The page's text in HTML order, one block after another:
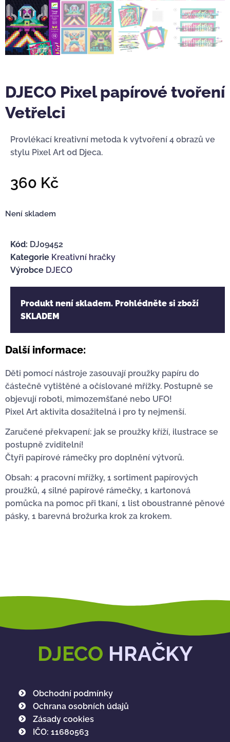
DJECO Pixel papírové tvoření
Vetřelci
Provlékací kreativní metoda k vytvoření 4 obrazů ve
stylu Pixel Art od Djeca.
360 Kč
Není skladem
Kód: DJ09452
Kategorie Kreativní hračky
Výrobce DJECO
Produkt není skladem. Prohlédněte si zboží
SKLADEM
Další informace:
Děti pomocí nástroje zasouvají proužky papíru do
částečně vytištěné a očíslované mřížky. Postupně se
objevují roboti, mimozemšťané nebo UFO!
Pixel Art aktivita dosažitelná i pro ty nejmenší.
Zaručené překvapení: jak se proužky kříží, ilustrace se
postupně zviditelní!
Čtyři papírové rámečky pro doplnění výtvorů.
Obsah: 4 pracovní mřížky, 1 sortiment papírových
proužků, 4 silné papírové rámečky, 1 kartonová
pomůcka na pomoc při tkaní, 1 list oboustranné pěnové
pásky, 1 barevná brožurka krok za krokem.
DJECO HRAČKY
Obchodní podmínky
Ochrana osobních údajů
Zásady cookies
IČO: 11680563